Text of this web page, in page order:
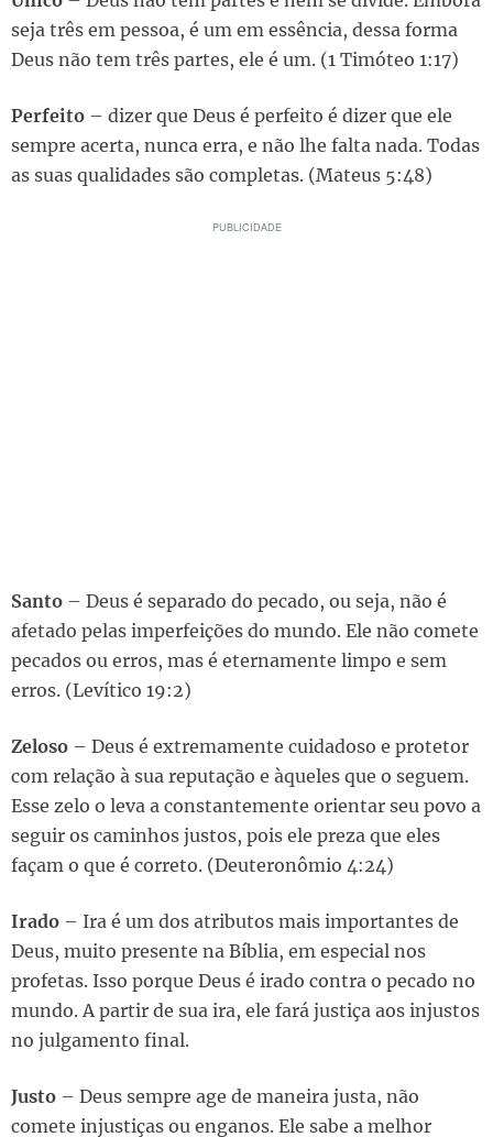
seja três em pessoa, é um em essência, dessa forma
Deus não tem três partes, ele é um. (1 Timóteo 1:17)
Perfeito – dizer que Deus é perfeito é dizer que ele
sempre acerta, nunca erra, e não lhe falta nada. Todas
as suas qualidades são completas. (Mateus 5:48)
Santo – Deus é separado do pecado, ou seja, não é
afetado pelas imperfeições do mundo. Ele não comete
pecados ou erros, mas é eternamente limpo e sem
erros. (Levítico 19:2)
Zeloso – Deus é extremamente cuidadoso e protetor
com relação à sua reputação e àqueles que o seguem.
Esse zelo o leva a constantemente orientar seu povo a
seguir os caminhos justos, pois ele preza que eles
façam o que é correto. (Deuteronômio 4:24)
Irado – Ira é um dos atributos mais importantes de
Deus, muito presente na Bíblia, em especial nos
profetas. Isso porque Deus é irado contra o pecado no
mundo. A partir de sua ira, ele fará justiça aos injustos
no julgamento final.
Justo – Deus sempre age de maneira justa, não
comete injustiças ou enganos. Ele sabe a melhor